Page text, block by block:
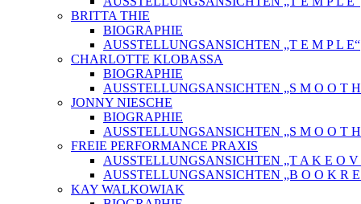
BRITTA THIE
BIOGRAPHIE
AUSSTELLUNGSANSICHTEN „T E M P L E“
CHARLOTTE KLOBASSA
BIOGRAPHIE
AUSSTELLUNGSANSICHTEN „S M O O T
JONNY NIESCHE
BIOGRAPHIE
AUSSTELLUNGSANSICHTEN „S M O O T
FREIE PERFORMANCE PRAXIS
AUSSTELLUNGSANSICHTEN „T A K E O V
AUSSTELLUNGSANSICHTEN „B O O K R E
KAY WALKOWIAK